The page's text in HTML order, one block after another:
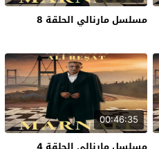
مسلسل مارنالي الحلقة 8
00:46:35